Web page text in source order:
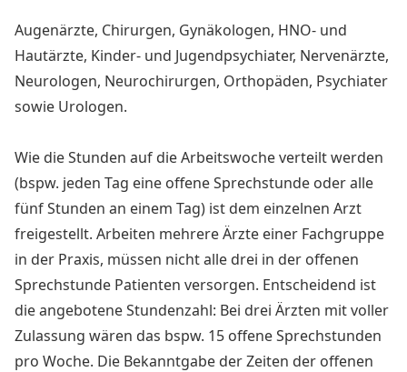
Augenärzte, Chirurgen, Gynäkologen, HNO- und
Hautärzte, Kinder- und Jugendpsychiater, Nervenärzte,
Neurologen, Neurochirurgen, Orthopäden, Psychiater
sowie Urologen.
Wie die Stunden auf die Arbeitswoche verteilt werden
(bspw. jeden Tag eine offene Sprechstunde oder alle
fünf Stunden an einem Tag) ist dem einzelnen Arzt
freigestellt. Arbeiten mehrere Ärzte einer Fachgruppe
in der Praxis, müssen nicht alle drei in der offenen
Sprechstunde Patienten versorgen. Entscheidend ist
die angebotene Stundenzahl: Bei drei Ärzten mit voller
Zulassung wären das bspw. 15 offene Sprechstunden
pro Woche. Die Bekanntgabe der Zeiten der offenen